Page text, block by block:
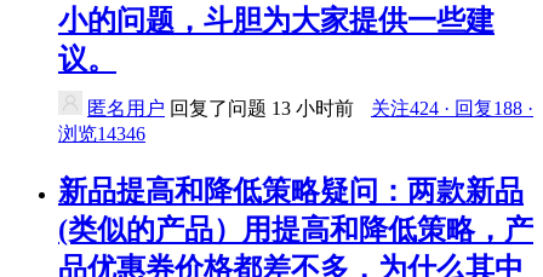
小的问题，斗胆为大家提供一些建
议。
匿名用户 回复了问题 13 小时前
关注424 · 回复188 ·
浏览14346
新品提高和降低策略疑问：两款新品
(类似的产品）用提高和降低策略，产
品优惠券价格都差不多，为什么其中